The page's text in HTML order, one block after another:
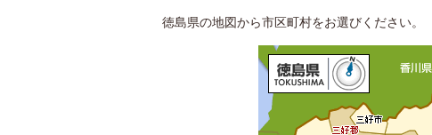
徳島県の地図から市区町村をお選びください。